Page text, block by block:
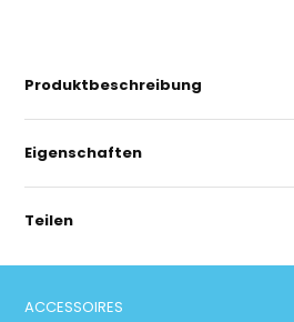
Produktbeschreibung
Eigenschaften
Teilen
ACCESSOIRES